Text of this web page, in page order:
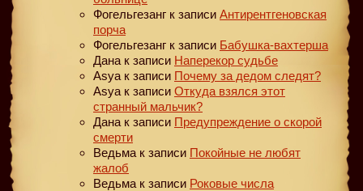
Фогельгезанг к записи Антирентгеновская
порча
Фогельгезанг к записи Бабушка-вахтерша
Дана к записи Наперекор судьбе
Asya к записи Почему за дедом следят?
Asya к записи Откуда взялся этот
странный мальчик?
Дана к записи Предупреждение о скорой
смерти
Ведьма к записи Покойные не любят
жалоб
Ведьма к записи Роковые числа